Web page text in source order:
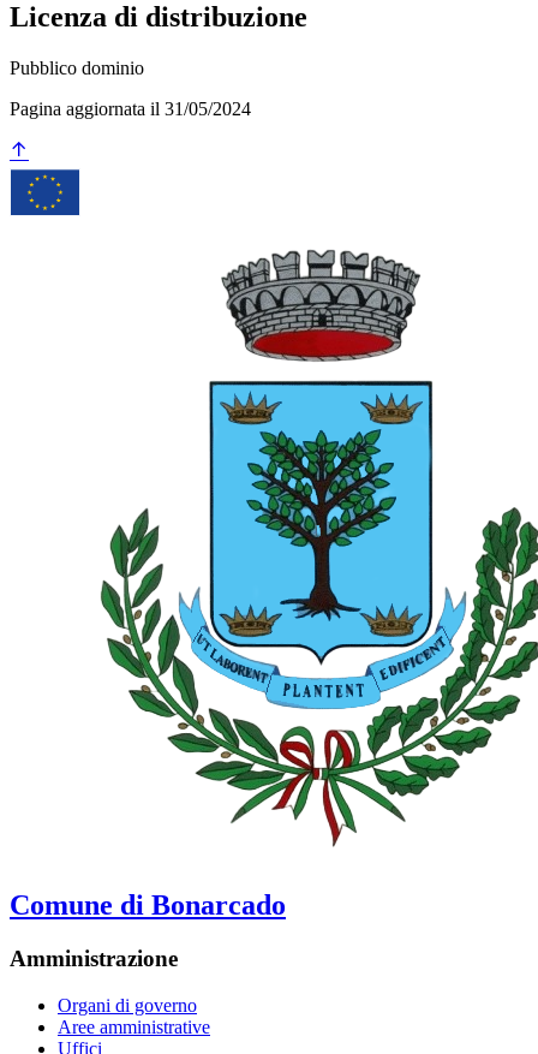
Licenza di distribuzione
Pubblico dominio
Pagina aggiornata il 31/05/2024
Comune di Bonarcado
Amministrazione
Organi di governo
Aree amministrative
Uffici